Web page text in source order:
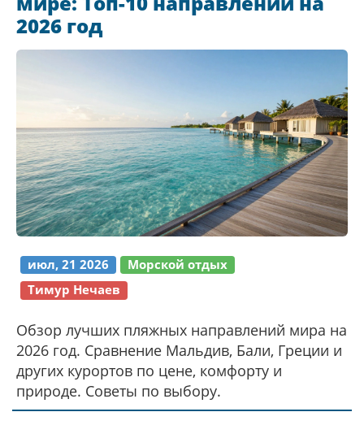
2026 год
июл, 21 2026
Морской отдых
Тимур Нечаев
Обзор лучших пляжных направлений мира на
2026 год. Сравнение Мальдив, Бали, Греции и
других курортов по цене, комфорту и
природе. Советы по выбору.